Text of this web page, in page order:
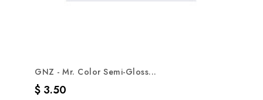
GNZ - Mr. Color Semi-Gloss...
Precio
$ 3.50